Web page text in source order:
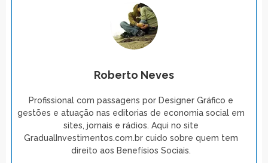
Roberto Neves
Profissional com passagens por Designer Gráfico e
gestões e atuação nas editorias de economia social em
sites, jornais e rádios. Aqui no site
GradualInvestimentos.com.br cuido sobre quem tem
direito aos Benefísios Sociais.